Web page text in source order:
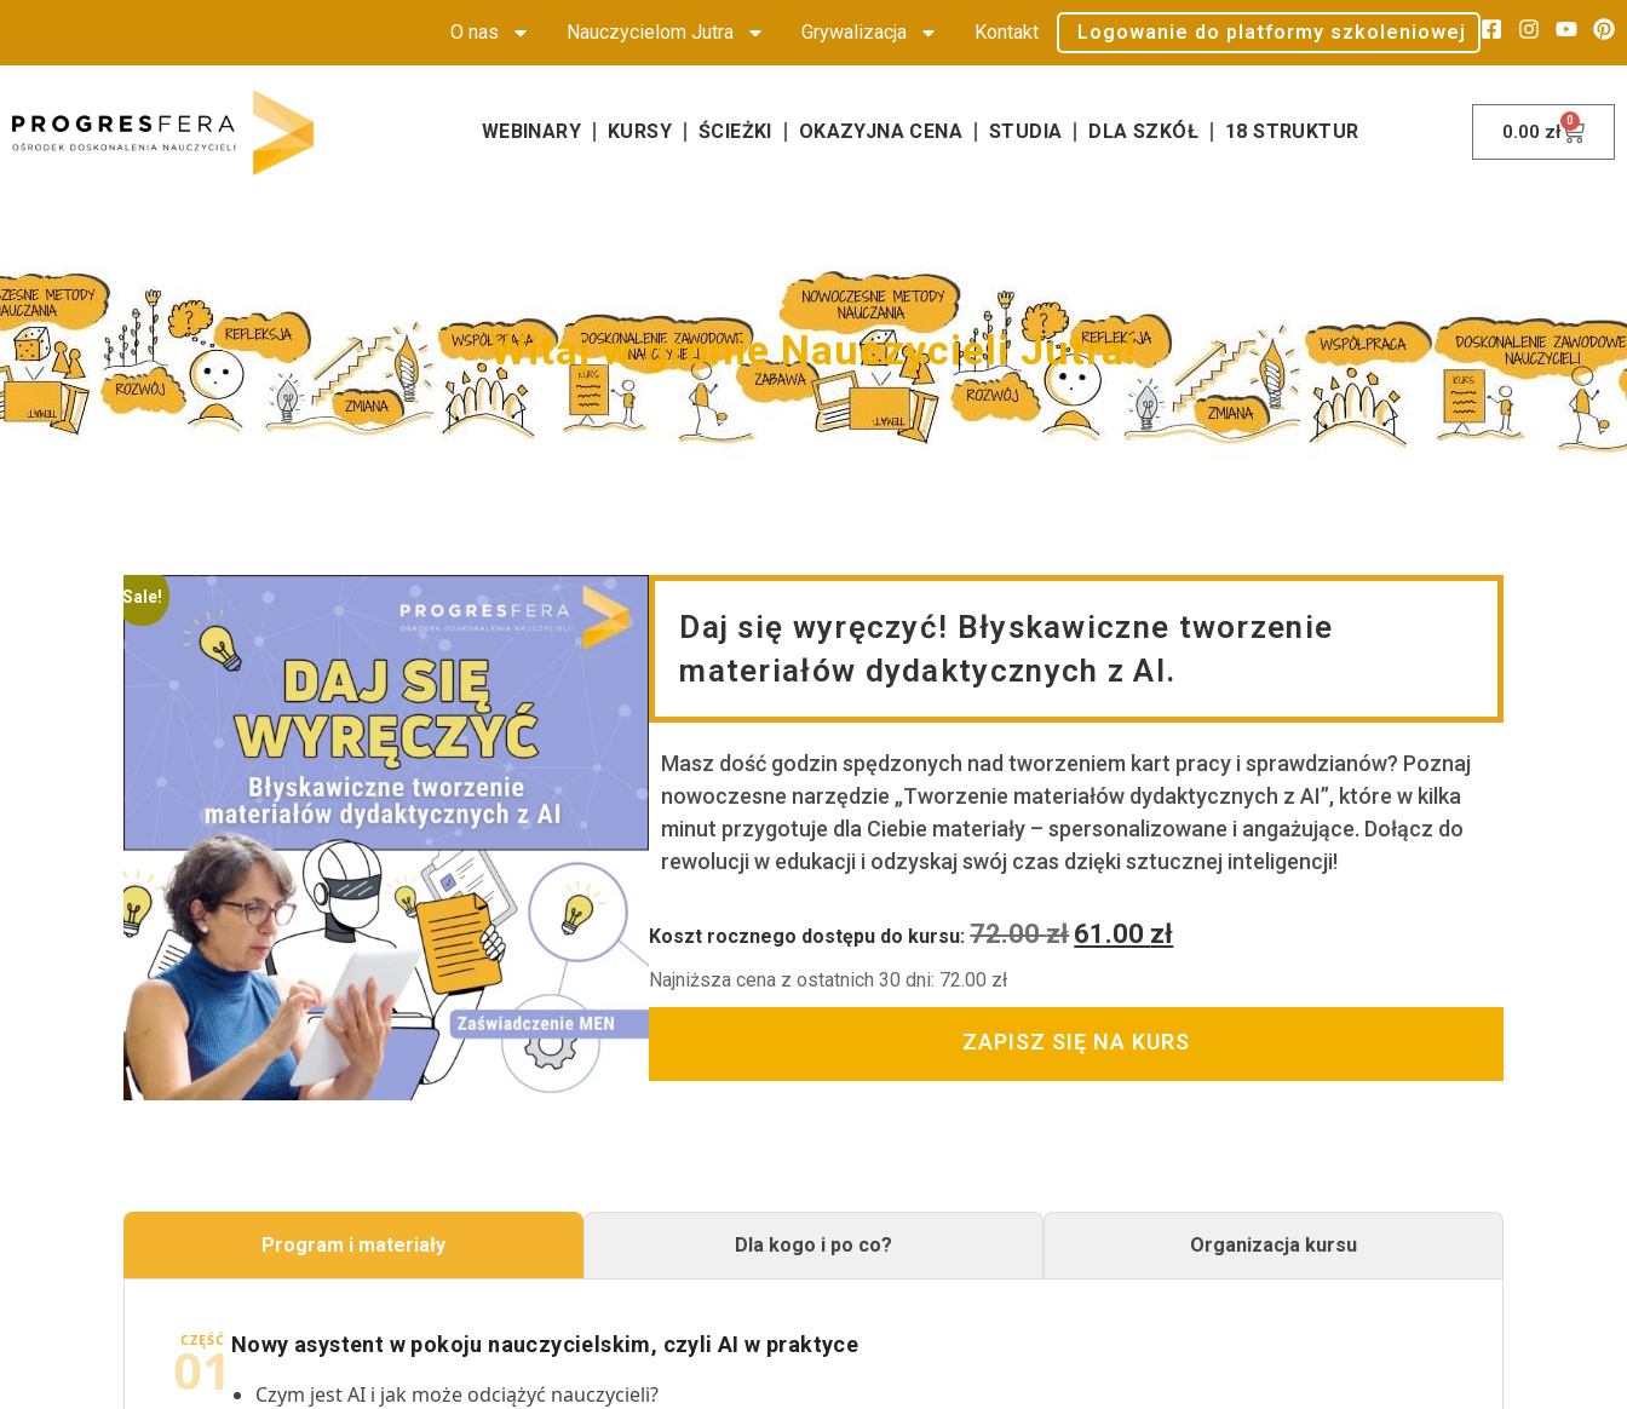
O nas Nauczycielom Jutra Grywalizacja Kontakt Logowanie do platformy szkoleniowej
WEBINARY KURSY ŚCIEŻKI OKAZYJNA CENA STUDIA DLA SZKÓŁ 18 STRUKTUR 0.00 zł 0
Witaj w gronie Nauczycieli Jutra!
Sale!
Daj się wyręczyć! Błyskawiczne tworzenie
materiałów dydaktycznych z AI.
Masz dość godzin spędzonych nad tworzeniem kart pracy i sprawdzianów? Poznaj
nowoczesne narzędzie „Tworzenie materiałów dydaktycznych z AI”, które w kilka
minut przygotuje dla Ciebie materiały – spersonalizowane i angażujące. Dołącz do
rewolucji w edukacji i odzyskaj swój czas dzięki sztucznej inteligencji!
Koszt rocznego dostępu do kursu:72.00zł61.00 zł
Najniższa cena z ostatnich 30 dni: 72.00 zł
ZAPISZ SIĘ NA KURS
Program i materiały Dla kogo i po co? Organizacja kursu
CZĘŚĆ
01 Nowy asystent w pokoju nauczycielskim, czyli AI w praktyce
Czym jest AI i jak może odciążyć nauczycieli?